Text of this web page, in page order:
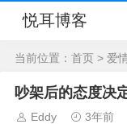
悦耳博客
当前位置： 首页 > 爱
吵架后的态度决
Eddy 3年前